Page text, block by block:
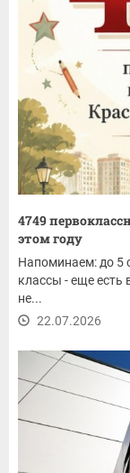
4749
этом году
Напоминаем: до 5
классы - еще есть
не...
22.07.2026